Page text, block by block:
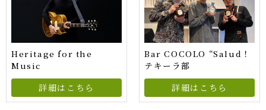
Heritage for the
Music
詳細はこちら
Bar COCOLO “Salud！
テキーラ部
詳細はこちら